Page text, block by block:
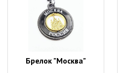
Брелок "Москва"